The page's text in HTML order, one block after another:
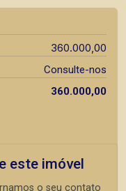
360.000,00
Consulte-nos
360.000,00
este imóvel
o seu contato